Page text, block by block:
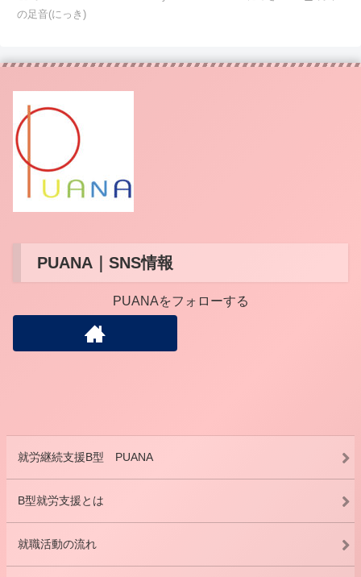
の足音(にっき)
PUANA｜SNS情報
PUANAをフォローする
就労継続支援B型 PUANA
B型就労支援とは
就職活動の流れ